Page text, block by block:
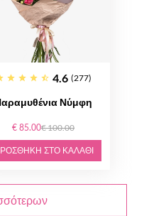
4.6 (277)
Νύμφη
€ 85.00€ 100.00
ΣΤΟ ΚΑΛΆΘΙ